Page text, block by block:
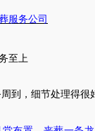
服务公司
至上
到，细节处理得很